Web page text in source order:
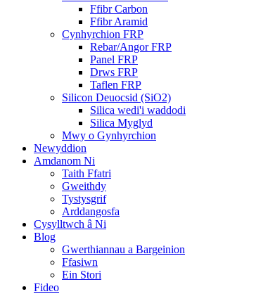
Ffibr Carbon
Ffibr Aramid
Cynhyrchion FRP
Rebar/Angor FRP
Panel FRP
Drws FRP
Taflen FRP
Silicon Deuocsid (SiO2)
Silica wedi'i waddodi
Silica Myglyd
Mwy o Gynhyrchion
Newyddion
Amdanom Ni
Taith Ffatri
Gweithdy
Tystysgrif
Arddangosfa
Cysylltwch â Ni
Blog
Gwerthiannau a Bargeinion
Ffasiwn
Ein Stori
Fideo